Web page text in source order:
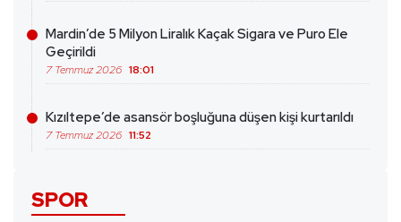
Mardin’de 5 Milyon Liralık Kaçak Sigara ve Puro Ele
Geçirildi
7 Temmuz 2026 18:01
Kızıltepe’de asansör boşluğuna düşen kişi kurtarıldı
7 Temmuz 2026 11:52
SPOR